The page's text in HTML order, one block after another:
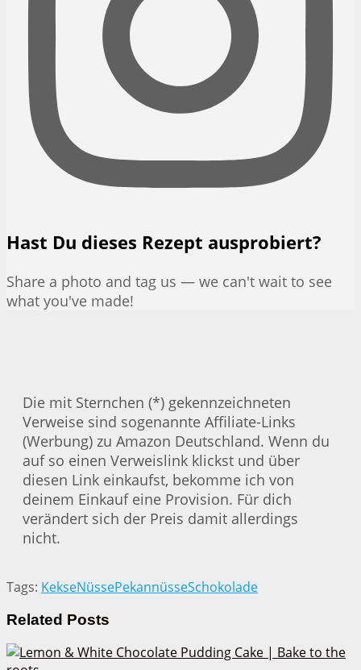
Hast Du dieses Rezept ausprobiert?
Share a photo and tag us — we can't wait to see
what you've made!
Die mit Sternchen (*) gekennzeichneten
Verweise sind sogenannte Affiliate-Links
(Werbung) zu Amazon Deutschland. Wenn du
auf so einen Verweislink klickst und über
diesen Link einkaufst, bekomme ich von
deinem Einkauf eine Provision. Für dich
verändert sich der Preis damit allerdings
nicht.
Tags: KekseNüssePekannüsseSchokolade
Related Posts